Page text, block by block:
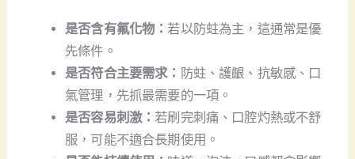
是否含有氟化物： 若以防蛀為主，這通常是優
先條件。
是否符合主要需求： 防蛀、護齦、抗敏感、口
氣管理，先抓最需要的一項。
是否容易刺激： 若刷完刺痛、口腔灼熱或不舒
服，可能不適合長期使用。